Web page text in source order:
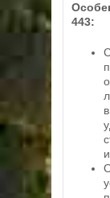
443: